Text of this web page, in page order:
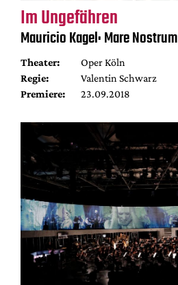
Im Ungefähren
Mauricio Kagel: Mare Nostrum
Theater:
Oper Köln
Regie:
Valentin Schwarz
Premiere:
23.09.2018